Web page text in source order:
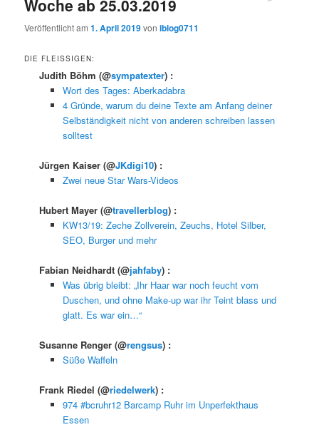
Woche ab 25.03.2019
Veröffentlicht am1. April 2019voniblog0711
DIE FLEISSIGEN:
Judith Böhm(@sympatexter) :
Wort des Tages: Aberkadabra
4 Gründe, warum du deine Texte am Anfang deiner
Selbständigkeit nicht von anderen schreiben lassen
solltest
Jürgen Kaiser(@JKdigi10) :
Zwei neue Star Wars-Videos
Hubert Mayer(@travellerblog) :
KW13/19: Zeche Zollverein, Zeuchs, Hotel Silber,
SEO, Burger und mehr
Fabian Neidhardt(@jahfaby) :
Was übrig bleibt: „Ihr Haar war noch feucht vom
Duschen, und ohne Make-up war ihr Teint blass und
glatt. Es war ein…“
Susanne Renger(@rengsus) :
Süße Waffeln
Frank Riedel(@riedelwerk) :
974 #bcruhr12 Barcamp Ruhr im Unperfekthaus
Essen